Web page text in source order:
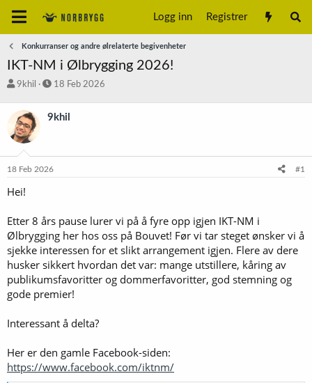
Logg inn Registrer
Konkurranser og andre ølrelaterte begivenheter
IKT-NM i Ølbrygging 2026!
T
å
d
s
a
r
e
9khil
S
r
a
t
18 Feb 2026
9khil
18 Feb 2026 #1
Hei!
Etter 8 års pause lurer vi på å fyre opp igjen IKT-NM i
Ølbrygging her hos oss på Bouvet! Før vi tar steget ønsker vi å
sjekke interessen for et slikt arrangement igjen. Flere av dere
husker sikkert hvordan det var: mange utstillere, kåring av
publikumsfavoritter og dommerfavoritter, god stemning og
gode premier!
Interessant å delta?
Her er den gamle Facebook-siden:
https://www.facebook.com/iktnm/